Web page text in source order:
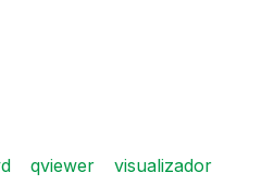
qviewer visualizador